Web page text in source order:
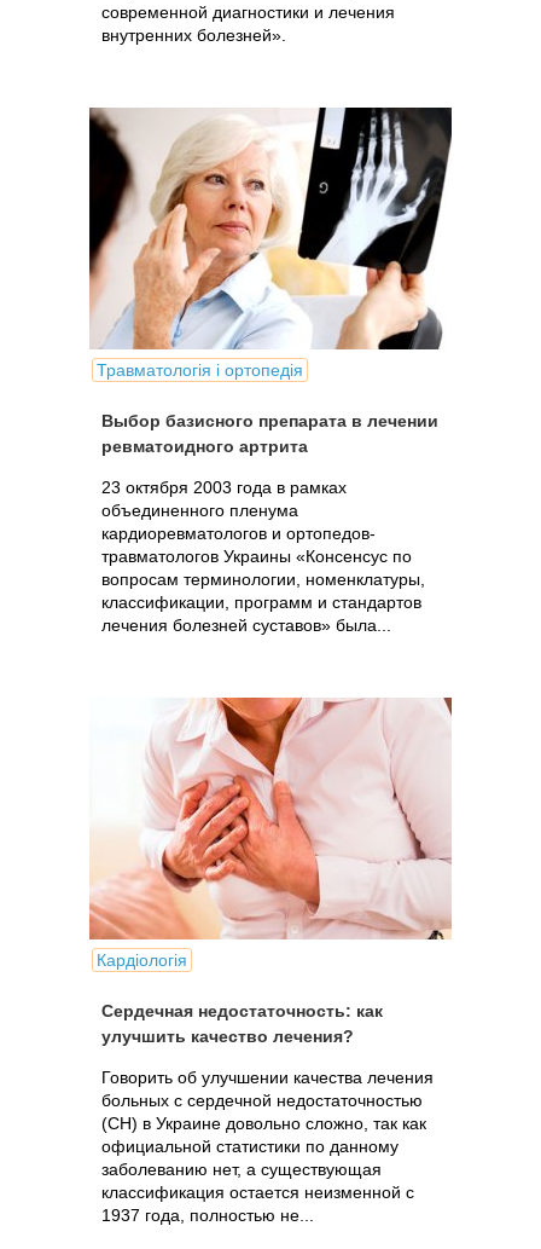
современной диагностики и лечения
внутренних болезней».
Травматологія і ортопедія
Выбор базисного препарата в лечении
ревматоидного артрита
23 октября 2003 года в рамках
объединенного пленума
кардиоревматологов и ортопедов-
травматологов Украины «Консенсус по
вопросам терминологии, номенклатуры,
классификации, программ и стандартов
лечения болезней суставов» была...
Кардіологія
Сердечная недостаточность: как
улучшить качество лечения?
Говорить об улучшении качества лечения
больных с сердечной недостаточностью
(СН) в Украине довольно сложно, так как
официальной статистики по данному
заболеванию нет, а существующая
классификация остается неизменной с
1937 года, полностью не...